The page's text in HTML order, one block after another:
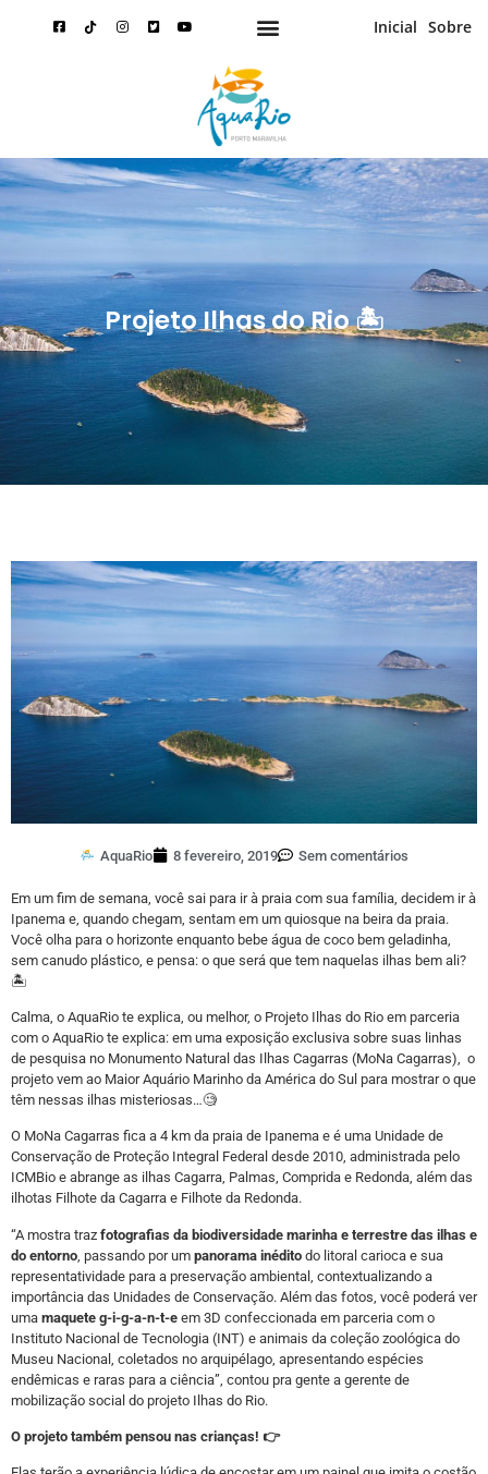
Inicial Sobre
Projeto Ilhas do Rio 🏝
AquaRio 8 fevereiro, 2019 Sem comentários
Em um fim de semana, você sai para ir à praia com sua família, decidem ir à
Ipanema e, quando chegam, sentam em um quiosque na beira da praia.
Você olha para o horizonte enquanto bebe água de coco bem geladinha,
sem canudo plástico, e pensa: o que será que tem naquelas ilhas bem ali?
🏝
Calma, o AquaRio te explica, ou melhor, o Projeto Ilhas do Rio em parceria
com o AquaRio te explica: em uma exposição exclusiva sobre suas linhas
de pesquisa no Monumento Natural das Ilhas Cagarras (MoNa Cagarras), o
projeto vem ao Maior Aquário Marinho da América do Sul para mostrar o que
têm nessas ilhas misteriosas…🧐
O MoNa Cagarras fica a 4 km da praia de Ipanema e é uma Unidade de
Conservação de Proteção Integral Federal desde 2010, administrada pelo
ICMBio e abrange as ilhas Cagarra, Palmas, Comprida e Redonda, além das
ilhotas Filhote da Cagarra e Filhote da Redonda.
“A mostra traz fotografias da biodiversidade marinha e terrestre das ilhas e
do entorno , passando por um panorama inédito do litoral carioca e sua
representatividade para a preservação ambiental, contextualizando a
importância das Unidades de Conservação. Além das fotos, você poderá ver
uma maquete g-i-g-a-n-t-e em 3D confeccionada em parceria com o
Instituto Nacional de Tecnologia (INT) e animais da coleção zoológica do
Museu Nacional, coletados no arquipélago, apresentando espécies
endêmicas e raras para a ciência”, contou pra gente a gerente de
mobilização social do projeto Ilhas do Rio.
O projeto também pensou nas crianças! 👉